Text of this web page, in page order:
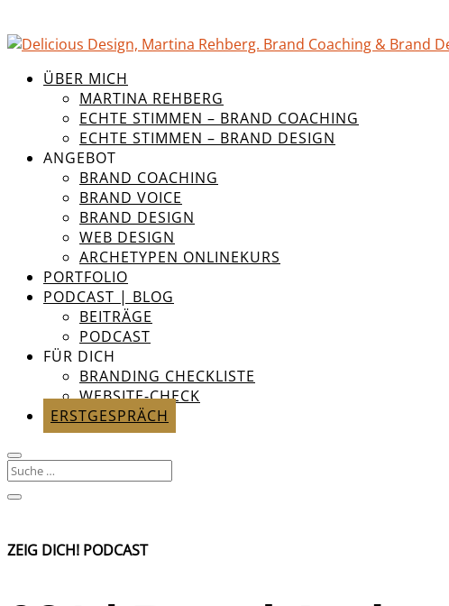
ÜBER MICH
MARTINA REHBERG
ECHTE STIMMEN – BRAND COACHING
ECHTE STIMMEN – BRAND DESIGN
ANGEBOT
BRAND COACHING
BRAND VOICE
BRAND DESIGN
WEB DESIGN
ARCHETYPEN ONLINEKURS
PORTFOLIO
PODCAST | BLOG
BEITRÄGE
PODCAST
FÜR DICH
BRANDING CHECKLISTE
WEBSITE-CHECK
ERSTGESPRÄCH
ZEIG DICH! PODCAST